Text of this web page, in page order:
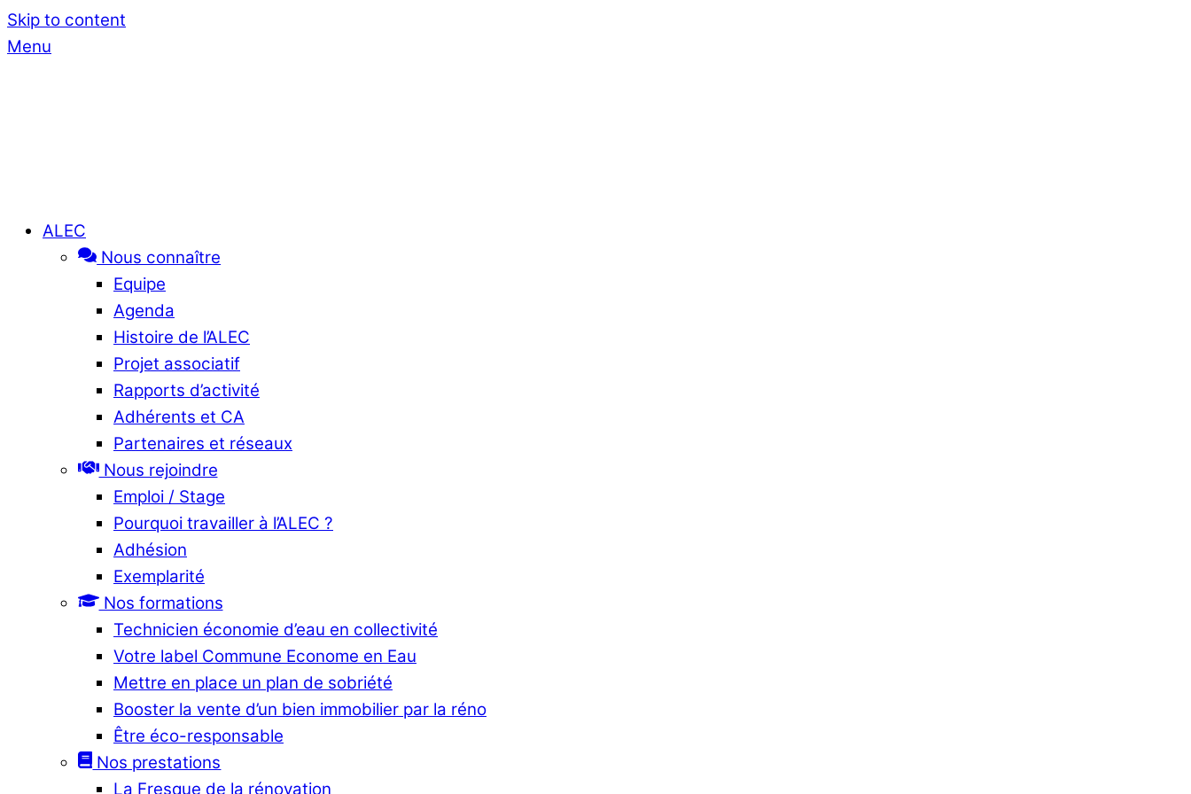
Skip to content
Menu
ALEC
Nous connaître
Equipe
Agenda
Histoire de l’ALEC
Projet associatif
Rapports d’activité
Adhérents et CA
Partenaires et réseaux
Nous rejoindre
Emploi / Stage
Pourquoi travailler à l’ALEC ?
Adhésion
Exemplarité
Nos formations
Technicien économie d’eau en collectivité
Votre label Commune Econome en Eau
Mettre en place un plan de sobriété
Booster la vente d’un bien immobilier par la réno
Être éco-responsable
Nos prestations
La Fresque de la rénovation